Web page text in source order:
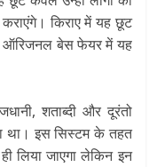
कराएंगे। किराए में यह छूट
ऑरिजनल बेस फेयर में यह
शताब्दी और दूरंतो
था। इस सिस्टम के तहत
लिया जाएगा लेकिन इन